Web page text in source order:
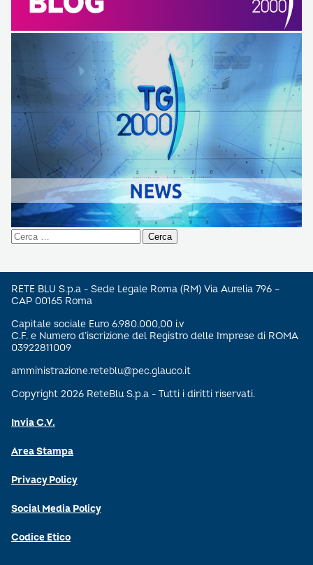
Ricerca
per:
RETE BLU S.p.a - Sede Legale Roma (RM) Via Aurelia 796 –
CAP 00165 Roma
Capitale sociale Euro 6.980.000,00 i.v
C.F. e Numero d’iscrizione del Registro delle Imprese di ROMA
03922811009
amministrazione.reteblu@pec.glauco.it
Copyright 2026 ReteBlu S.p.a - Tutti i diritti riservati.
Invia C.V.
Area Stampa
Privacy Policy
Social Media Policy
Codice Etico